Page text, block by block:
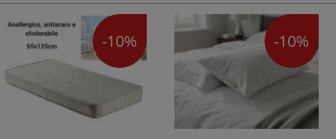
-10% -10%